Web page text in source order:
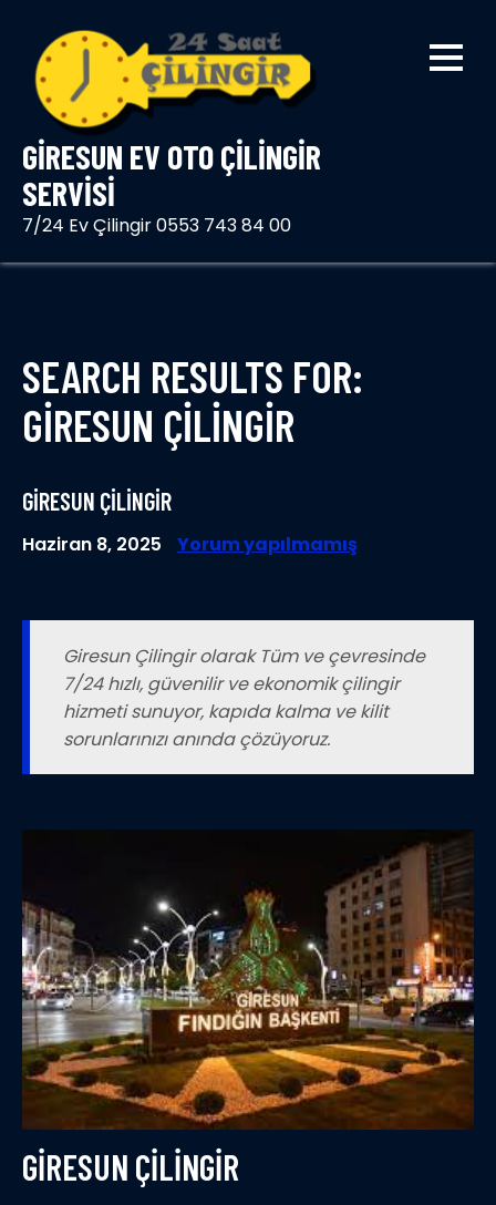
content
GIRESUN EV OTO ÇILINGIR
SERVISI
7/24 Ev Çilingir 0553 743 84 00
SEARCH RESULTS FOR:
GIRESUN ÇILINGIR
GIRESUN ÇILINGIR
Haziran 8, 2025 Yorum yapılmamış
Giresun Çilingir olarak Tüm ve çevresinde
7/24 hızlı, güvenilir ve ekonomik çilingir
hizmeti sunuyor, kapıda kalma ve kilit
sorunlarınızı anında çözüyoruz.
GIRESUN ÇILINGIR